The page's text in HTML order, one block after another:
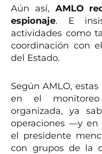
Aún así, AMLO
espionaje. E
actividades como
coordinación con
del Estado.
Según AMLO,
en el
organizada, ya
operaciones —y en
el presidente
con grupos de la